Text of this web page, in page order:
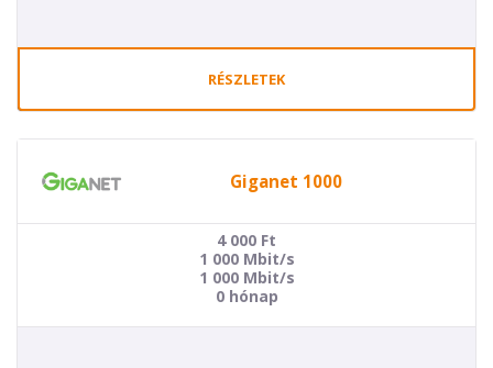
RÉSZLETEK
Giganet 1000
4 000 Ft
1 000 Mbit/s
1 000 Mbit/s
0 hónap